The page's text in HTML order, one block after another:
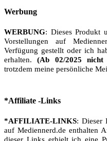
Werbung
WERBUNG: Dieses Produkt
Vorstellungen auf
Verfügung gestellt oder ich
erhalten.(Ab 02/2025 nicht
trotzdem meine persönliche
*Affiliate -Links
*AFFILIATE-LINKS: Dieser
auf Mediennerd.de enthalten